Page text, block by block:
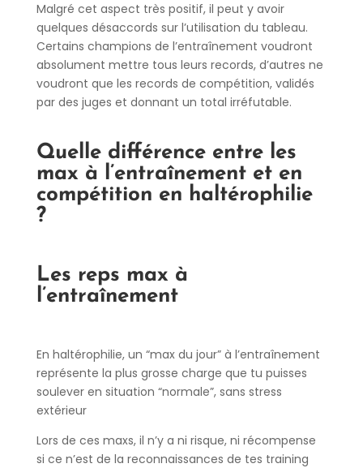
Malgré cet aspect très positif, il peut y avoir
quelques désaccords sur l’utilisation du tableau.
Certains champions de l’entraînement voudront
absolument mettre tous leurs records, d’autres ne
voudront que les records de compétition, validés
par des juges et donnant un total irréfutable.
Quelle différence entre les
max à l’entraînement et en
compétition en haltérophilie
?
Les reps max à
l’entraînement
En haltérophilie, un “max du jour” à l’entraînement
représente la plus grosse charge que tu puisses
soulever en situation “normale”, sans stress
extérieur
Lors de ces maxs, il n’y a ni risque, ni récompense
si ce n’est de la reconnaissances de tes training